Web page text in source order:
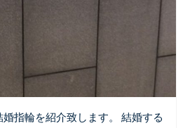
指輪を紹介致します。 結婚する